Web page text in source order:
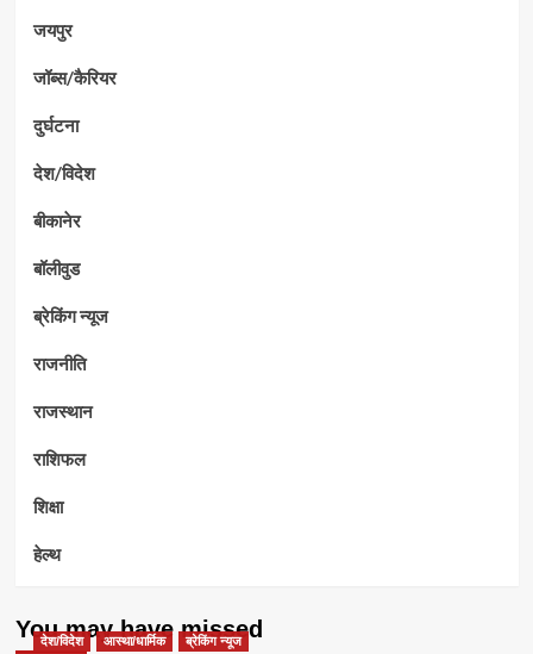
जयपुर
जॉब्स/कैरियर
दुर्घटना
देश/विदेश
बीकानेर
बॉलीवुड
ब्रेकिंग न्यूज
राजनीति
राजस्थान
राशिफल
शिक्षा
हेल्थ
You may have missed
देश/विदेश आस्था/धार्मिक ब्रेकिंग न्यूज